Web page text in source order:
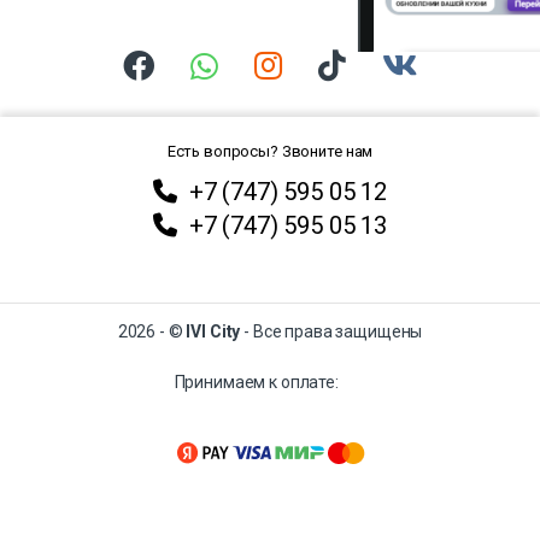
Есть вопросы? Звоните нам
+7 (747) 595 05 12
+7 (747) 595 05 13
2026 - © IVI City - Все права защищены
Принимаем к оплате: